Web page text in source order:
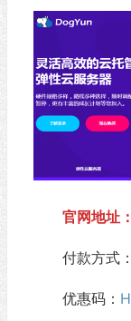
官网地址：
付款方式
优惠码：